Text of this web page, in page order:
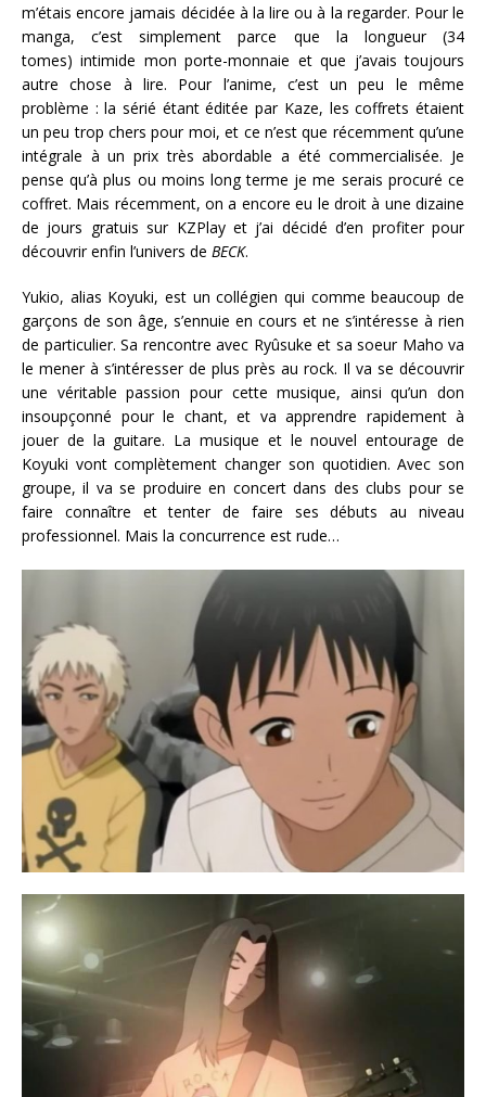
m’étais encore jamais décidée à la lire ou à la regarder. Pour le
manga, c’est simplement parce que la longueur (34
tomes) intimide mon porte-monnaie et que j’avais toujours
autre chose à lire. Pour l’anime, c’est un peu le même
problème : la sérié étant éditée par Kaze, les coffrets étaient
un peu trop chers pour moi, et ce n’est que récemment qu’une
intégrale à un prix très abordable a été commercialisée. Je
pense qu’à plus ou moins long terme je me serais procuré ce
coffret. Mais récemment, on a encore eu le droit à une dizaine
de jours gratuis sur KZPlay et j’ai décidé d’en profiter pour
découvrir enfin l’univers de BECK.
Yukio, alias Koyuki, est un collégien qui comme beaucoup de
garçons de son âge, s’ennuie en cours et ne s’intéresse à rien
de particulier. Sa rencontre avec Ryûsuke et sa soeur Maho va
le mener à s’intéresser de plus près au rock. Il va se découvrir
une véritable passion pour cette musique, ainsi qu’un don
insoupçonné pour le chant, et va apprendre rapidement à
jouer de la guitare. La musique et le nouvel entourage de
Koyuki vont complètement changer son quotidien. Avec son
groupe, il va se produire en concert dans des clubs pour se
faire connaître et tenter de faire ses débuts au niveau
professionnel. Mais la concurrence est rude…